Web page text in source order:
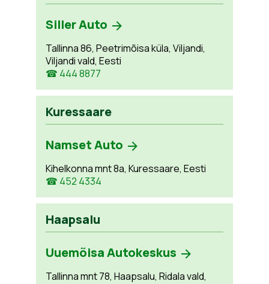
Siller Auto
Tallinna 86, Peetrimõisa küla, Viljandi,
Viljandi vald, Eesti
☎ 444 8877
Kuressaare
Namset Auto
Kihelkonna mnt 8a, Kuressaare, Eesti
☎ 452 4334
Haapsalu
Uuemõisa Autokeskus
Tallinna mnt 78, Haapsalu, Ridala vald,